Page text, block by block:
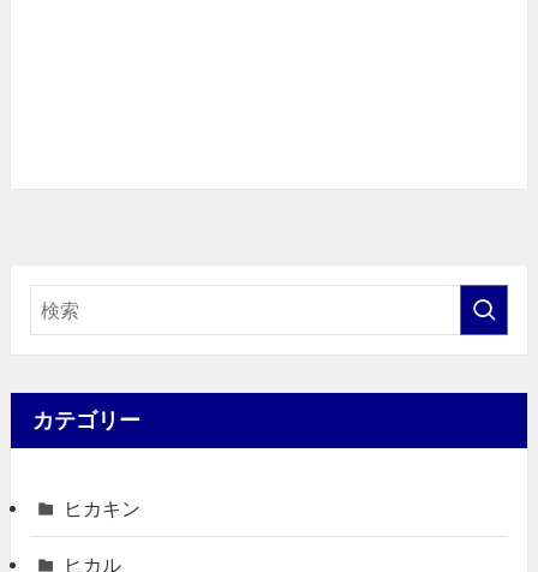
カテゴリー
ヒカキン
ヒカル